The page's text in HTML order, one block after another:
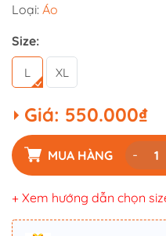
Loại: Áo
Size:
L XL
Giá: 550.000₫
MUA HÀNG -
+ Xem hướng dẫn chọn